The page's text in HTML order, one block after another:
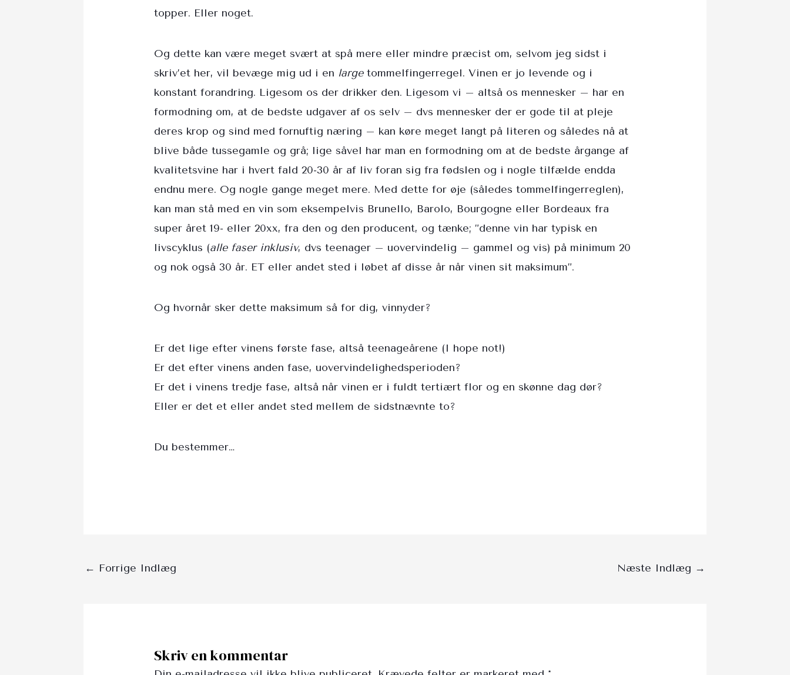
topper. Eller noget.
Og dette kan være meget svært at spå mere eller mindre præcist om, selvom jeg sidst i
skriv’et her, vil bevæge mig ud i en largetommelfingerregel. Vinen er jo levende og i
konstant forandring. Ligesom os der drikker den. Ligesom vi – altså os mennesker – har en
formodning om, at de bedste udgaver af os selv – dvs mennesker der er gode til at pleje
deres krop og sind med fornuftig næring – kan køre meget langt på literen og således nå at
blive både tussegamle og grå; lige såvel har man en formodning om at de bedste årgange af
kvalitetsvine har i hvert fald 20-30 år af liv foran sig fra fødslen og i nogle tilfælde endda
endnu mere. Og nogle gange meget mere. Med dette for øje (således tommelfingerreglen),
kan man stå med en vin som eksempelvis Brunello, Barolo, Bourgogne eller Bordeaux fra
super året 19- eller 20xx, fra den og den producent, og tænke; ”denne vin har typisk en
livscyklus (alle faser inklusiv, dvs teenager – uovervindelig – gammel og vis) på minimum 20
og nok også 30 år. ET eller andet sted i løbet af disse år når vinen sit maksimum”.
Og hvornår sker dette maksimum så for dig, vinnyder?
Er det lige efter vinens første fase, altså teenageårene (I hope not!)
Er det efter vinens anden fase, uovervindelighedsperioden?
Er det i vinens tredje fase, altså når vinen er i fuldt tertiært flor og en skønne dag dør?
Eller er det et eller andet sted mellem de sidstnævnte to?
Du bestemmer…
← Forrige Indlæg Næste Indlæg →
Skriv en kommentar